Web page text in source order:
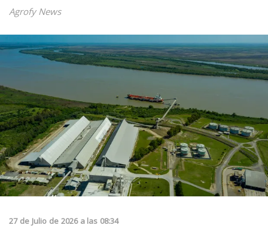
Agrofy News
27 de Julio de 2026 a las 08:34